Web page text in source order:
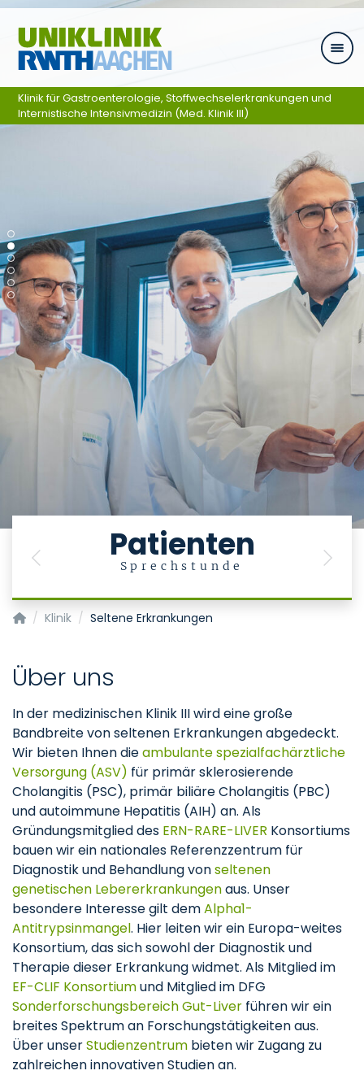
Ga naar navigatie
Patienten
Sprechstunde
Previous Next
Klinik für Gastroenterologie, Stoffwechselerkrankungen und
Internistische Intensivmedizin (Med. Klinik III)
Klinik für Gastroenterologie, Stoffwechselerkrankungen
Klinik Seltene Erkrankungen
Über uns
In der medizinischen Klinik III wird eine große
Bandbreite von seltenen Erkrankungen abgedeckt.
Wir bieten Ihnen dieambulante spezialfachärztliche
Versorgung (ASV) für primär sklerosierende
Cholangitis (PSC), primär biliäre Cholangitis (PBC)
und autoimmune Hepatitis (AIH) an. Als
Gründungsmitglied des ERN-RARE-LIVER Konsortiums
bauen wir ein nationales Referenzzentrum für
Diagnostik und Behandlung vonseltenen
genetischen Lebererkrankungenaus. Unser
besondere Interesse gilt demAlpha1-
Antitrypsinmangel. Hier leiten wir ein Europa-weites
Konsortium, das sich sowohl der Diagnostik und
Therapie dieser Erkrankung widmet. Als Mitglied im
EF-CLIF Konsortiumund Mitglied im DFG
Sonderforschungsbereich Gut-Liver führen wir ein
breites Spektrum an Forschungstätigkeiten aus.
Über unserStudienzentrum bieten wir Zugang zu
zahlreichen innovativen Studien an.